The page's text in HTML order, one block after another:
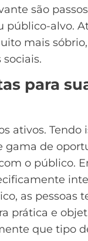
são
público-alvo.
mais
para
ativos. Tendo
gama de
o público.
as pessoas
prática e
que tipo